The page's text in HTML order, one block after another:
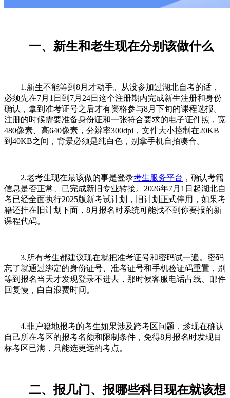
一、新生和老生现在分别该做什么
1.新生不能等到8月才动手。从没参加过湖北自考的话，
必须先在7月1日到7月24日这个注册期内完成新生注册和身份
确认，拿到准考证号之后才有资格参与8月下旬的课程选报。
注册的时候需要准备身份证和一张符合要求的电子证件照，宽
480像素、高640像素，分辨率300dpi，文件大小控制在20KB
到40KB之间，背景必须是纯白色，别拿手机自拍凑合。
2.老考生现在最该做的事是登录考生服务平台 ，确认考籍
信息是否正常、已完成新旧专业转接。2026年7月1日起湖北自
考已经全面执行2025版新考试计划，旧计划正式停用，如果考
籍还挂在旧计划下面，8月报名时系统可能找不到你要报的新
课程代码。
3.所有考生都建议现在就把准考证号和密码试一遍。密码
忘了就通过绑定的身份证号、准考证号和手机验证码重置，别
等到报名当天才发现登录不进去，那时候客服电话占线、邮件
回复慢，白白浪费时间。
4.非户籍地报考的考生如果涉及跨考区问题，趁现在确认
自己所在考区的报考名额和限制条件，免得8月报名时发现目
标考区已满，只能选更远的考点。
二、报几门、报哪些科目现在就该想